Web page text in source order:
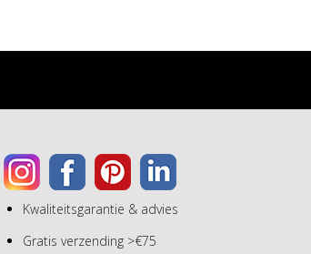
Kwaliteitsgarantie & advies
Gratis verzending >€75